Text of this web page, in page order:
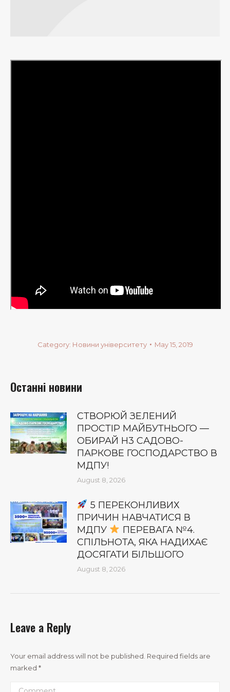
Category: Новини університету May 15, 2019
Останні новини
СТВОРЮЙ ЗЕЛЕНИЙ
ПРОСТІР МАЙБУТНЬОГО —
ОБИРАЙ Н3 САДОВО-
ПАРКОВЕ ГОСПОДАРСТВО В
МДПУ!
August 8, 2026
5 ПЕРЕКОНЛИВИХ
ПРИЧИН НАВЧАТИСЯ В
МДПУ
ПЕРЕВАГА №4.
СПІЛЬНОТА, ЯКА НАДИХАЄ
ДОСЯГАТИ БІЛЬШОГО
August 8, 2026
Leave a Reply
Your email address will not be published. Required fields are
marked *
Comment